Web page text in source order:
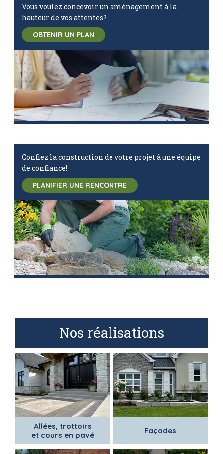
Vous voulez concevoir un aménagement à la
hauteur de vos attentes?
OBTENIR UN PLAN
Confiez la construction de votre projet à une équipe
de confiance!
PLANIFIER UNE RENCONTRE
Nos réalisations
Allées, trottoirs
et cours en pavé
Façades